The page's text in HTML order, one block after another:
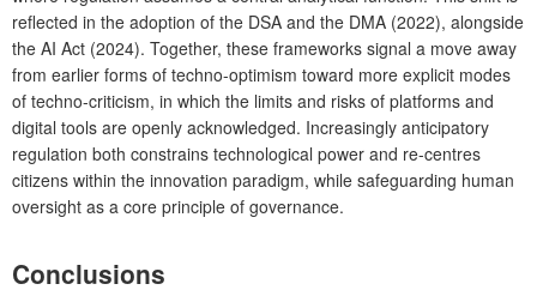
reflected in the adoption of the DSA and the DMA (2022), alongside
the AI Act (2024). Together, these frameworks signal a move away
from earlier forms of techno-optimism toward more explicit modes
of techno-criticism, in which the limits and risks of platforms and
digital tools are openly acknowledged. Increasingly anticipatory
regulation both constrains technological power and re-centres
citizens within the innovation paradigm, while safeguarding human
oversight as a core principle of governance.
Conclusions